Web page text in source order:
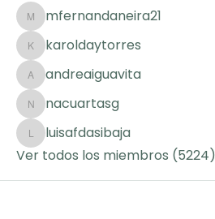
mfernandaneira21
mfernandaneira21
karoldaytorres
karoldaytorres
andreaiguavita
andreaiguavita
nacuartasg
nacuartasg
luisafdasibaja
luisafdasibaja
Ver todos los miembros (5224)